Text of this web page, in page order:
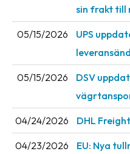
About
Fraktjakt
Job
&
career
sin frakt till
05/15/2026
UPS
05/15/2026
DSV
04/24/2026 DHL
04/23/2026
EU: Nya